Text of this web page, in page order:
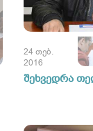
24 თებ.
2016
შეხვედრა